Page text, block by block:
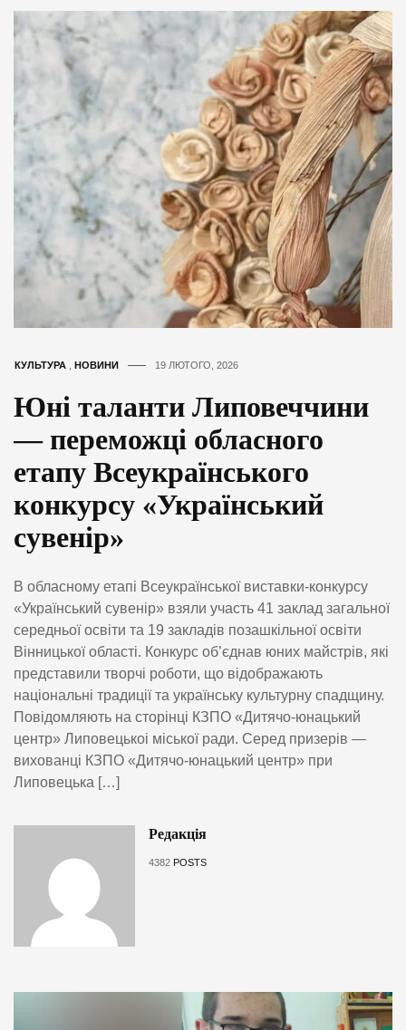
КУЛЬТУРА НОВИНИ 19 ЛЮТОГО, 2026
Юні таланти Липовеччини
— переможці обласного
етапу Всеукраїнського
конкурсу «Український
сувенір»
В обласному етапі Всеукраїнської виставки-конкурсу
«Український сувенір» взяли участь 41 заклад загальної
середньої освіти та 19 закладів позашкільної освіти
Вінницької області. Конкурс об’єднав юних майстрів, які
представили творчі роботи, що відображають
національні традиції та українську культурну спадщину.
Повідомляють на сторінці КЗПО «Дитячо-юнацький
центр» Липовецькоі міської ради. Серед призерів —
вихованці КЗПО «Дитячо-юнацький центр» при
Липовецька […]
Редакція
4382 POSTS